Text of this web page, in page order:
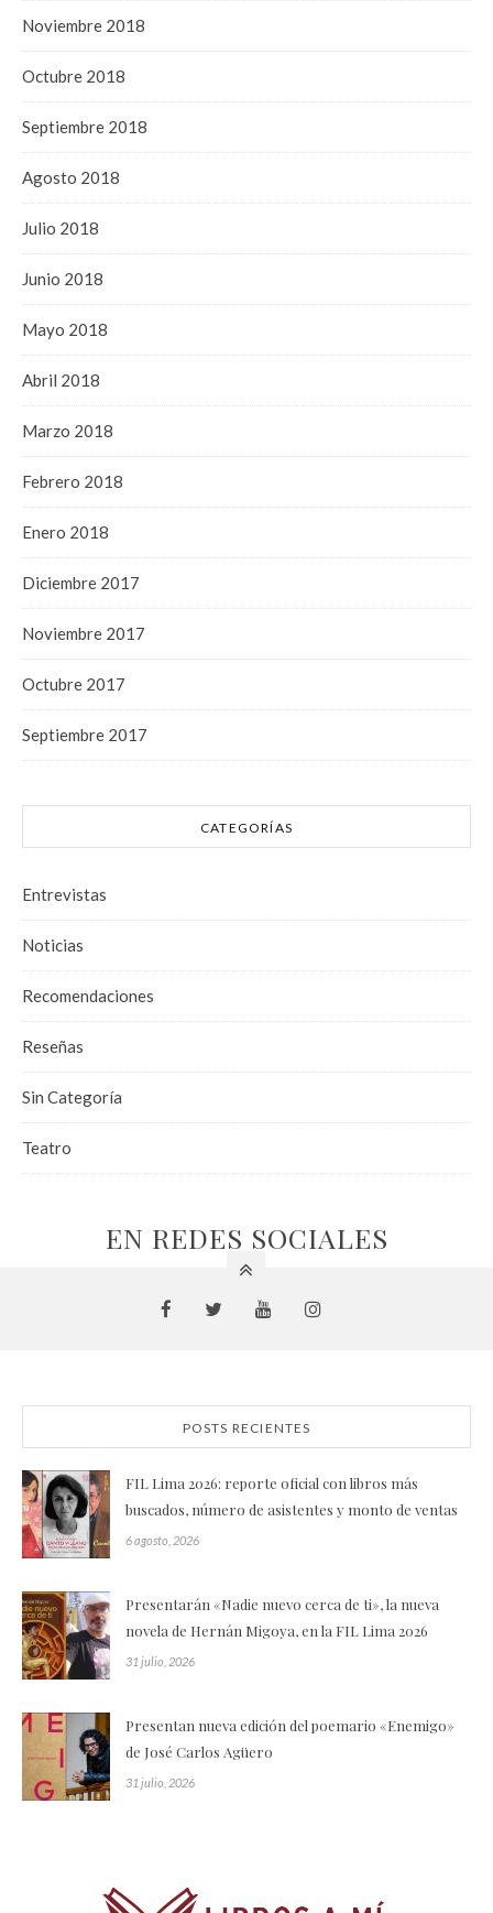
Noviembre 2018
Octubre 2018
Septiembre 2018
Agosto 2018
Julio 2018
Junio 2018
Mayo 2018
Abril 2018
Marzo 2018
Febrero 2018
Enero 2018
Diciembre 2017
Noviembre 2017
Octubre 2017
Septiembre 2017
CATEGORÍAS
Entrevistas
Noticias
Recomendaciones
Reseñas
Sin Categoría
Teatro
EN REDES SOCIALES
POSTS RECIENTES
FIL Lima 2026: reporte oficial con libros más
buscados, número de asistentes y monto de ventas
6 agosto, 2026
Presentarán «Nadie nuevo cerca de ti», la nueva
novela de Hernán Migoya, en la FIL Lima 2026
31 julio, 2026
Presentan nueva edición del poemario «Enemigo»
de José Carlos Agüero
31 julio, 2026